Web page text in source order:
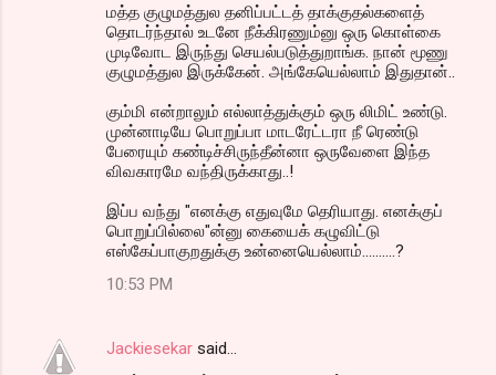
மத்த குழுமத்துல தனிப்பட்டத் தாக்குதல்களைத்
தொடர்ந்தால் உடனே நீக்கிரணும்னு ஒரு கொள்கை
முடிவோட இருந்து செயல்படுத்துறாங்க. நான் மூணு
குழுமத்துல இருக்கேன். அங்கேயெல்லாம் இதுதான்..
கும்மி என்றாலும் எல்லாத்துக்கும் ஒரு லிமிட் உண்டு.
முன்னாடியே பொறுப்பா மாடரேட்டரா நீ ரெண்டு
பேரையும் கண்டிச்சிருந்தீன்னா ஒருவேளை இந்த
விவகாரமே வந்திருக்காது..!
இப்ப வந்து "எனக்கு எதுவுமே தெரியாது. எனக்குப்
பொறுப்பில்லை"ன்னு கையைக் கழுவிட்டு
எஸ்கேப்பாகுறதுக்கு உன்னையெல்லாம்..........?
10:53 PM
Jackiesekar said…